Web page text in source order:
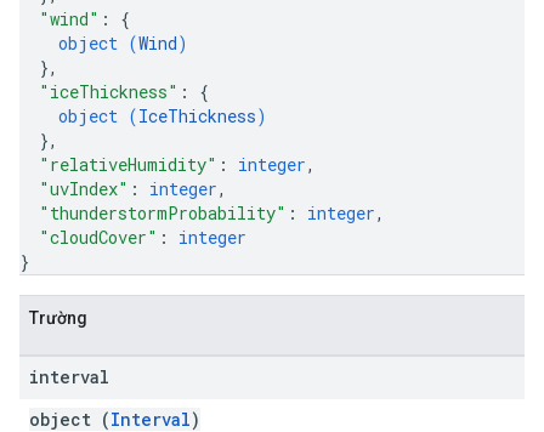
"wind" : {
object (Wind)
},
"iceThickness" : {
object (IceThickness)
},
"relativeHumidity" : integer,
"uvIndex" : integer,
"thunderstormProbability" : integer,
"cloudCover" : integer
}
Trường
interval
object (Interval)